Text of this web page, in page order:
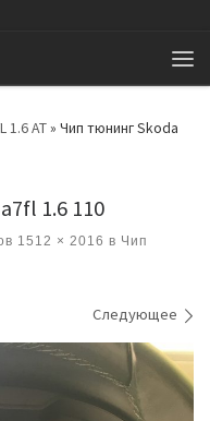
1.6 AT» Чип тюнинг Skoda
1.6 110
1512 × 2016 в Чип
Следующее